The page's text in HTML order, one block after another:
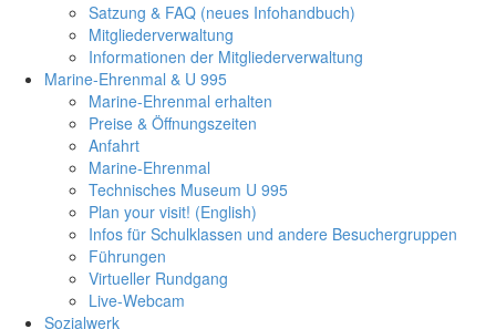
Satzung & FAQ (neues Infohandbuch)
Mitgliederverwaltung
Informationen der Mitgliederverwaltung
Marine-Ehrenmal & U 995
Marine-Ehrenmal erhalten
Preise & Öffnungszeiten
Anfahrt
Marine-Ehrenmal
Technisches Museum U 995
Plan your visit! (English)
Infos für Schulklassen und andere Besuchergruppen
Führungen
Virtueller Rundgang
Live-Webcam
Sozialwerk